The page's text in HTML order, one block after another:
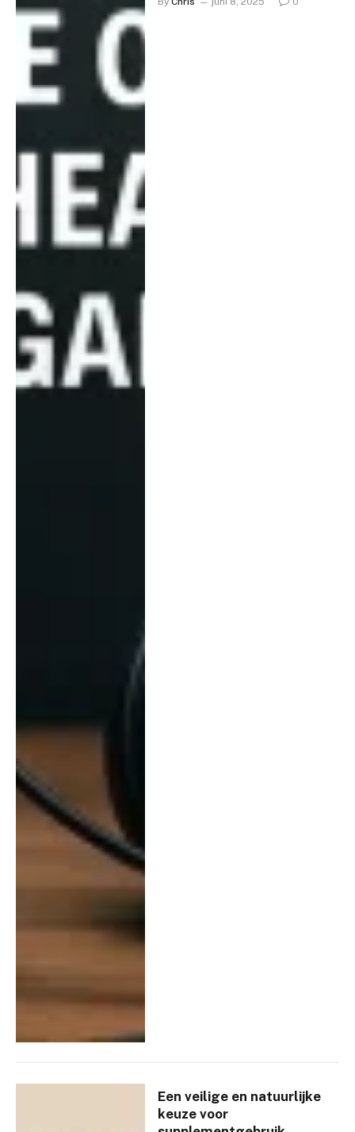
Een veilige en natuurlijke
keuze voor